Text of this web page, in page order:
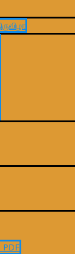
PDF